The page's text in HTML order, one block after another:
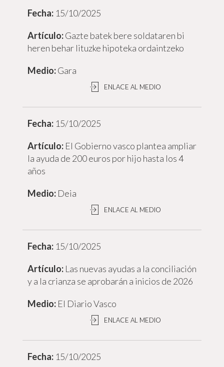
15/10/2025
Gazte batek bere soldataren bi
heren behar lituzke hipoteka ordaintzeko
Gara
ENLACE AL MEDIO
15/10/2025
El Gobierno vasco plantea ampliar
la ayuda de 200 euros por hijo hasta los 4
años
Deia
ENLACE AL MEDIO
15/10/2025
Las nuevas ayudas a la conciliación
y a la crianza se aprobarán a inicios de 2026
El Diario Vasco
ENLACE AL MEDIO
15/10/2025